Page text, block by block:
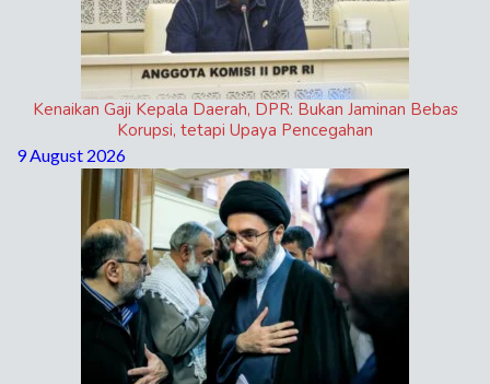
Kenaikan Gaji Kepala Daerah, DPR: Bukan Jaminan Bebas
Korupsi, tetapi Upaya Pencegahan
9 August 2026